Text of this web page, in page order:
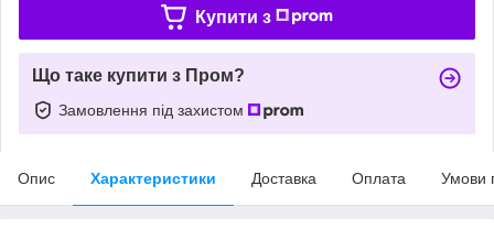
Купити з
Що таке купити з Пром?
Замовлення під захистом
Опис Характеристики Доставка Оплата Умови